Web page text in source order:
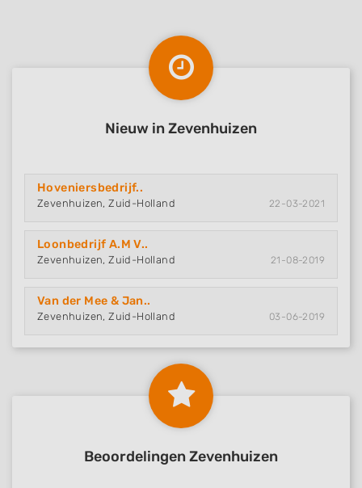
Nieuw in Zevenhuizen
Hoveniersbedrijf..
Zevenhuizen, Zuid-Holland 22-03-2021
Loonbedrijf A.M V..
Zevenhuizen, Zuid-Holland 21-08-2019
Van der Mee & Jan..
Zevenhuizen, Zuid-Holland 03-06-2019
Beoordelingen Zevenhuizen